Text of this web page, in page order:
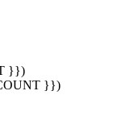
}})
}})